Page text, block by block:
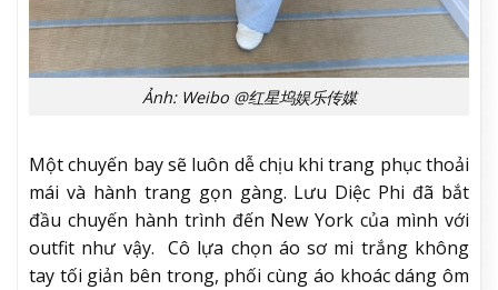
Ảnh: Weibo @红星坞娱乐传媒
Một chuyến bay sẽ luôn dễ chịu khi trang phục thoải
mái và hành trang gọn gàng. Lưu Diệc Phi đã bắt
đầu chuyến hành trình đến New York của mình với
outfit như vậy. Cô lựa chọn áo sơ mi trắng không
tay tối giản bên trong, phối cùng áo khoác dáng ôm